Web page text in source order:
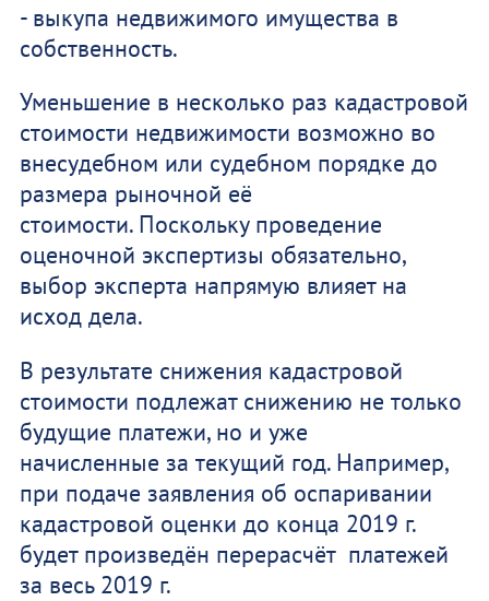
- выкупа недвижимого имущества в
собственность.
Уменьшение в несколько раз кадастровой
стоимости недвижимости возможно во
внесудебном или судебном порядке до
размера рыночной её
стоимости. Поскольку проведение
оценочной экспертизы обязательно,
выбор эксперта напрямую влияет на
исход дела.
В результате снижения кадастровой
стоимости подлежат снижению не только
будущие платежи, но и уже
начисленные за текущий год. Например,
при подаче заявления об оспаривании
кадастровой оценки до конца 2019 г.
будет произведён перерасчёт платежей
за весь 2019 г.